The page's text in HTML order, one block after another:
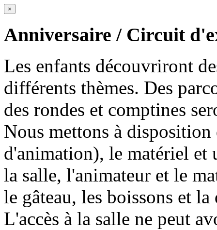
×
Anniversaire / Circuit
Les enfants découvriront
différents thèmes. Des
des rondes et comptines
Nous mettons à
d'animation), le matériel et
la salle, l'animateur et le
le gâteau, les boissons et
L'accès à la salle ne peut